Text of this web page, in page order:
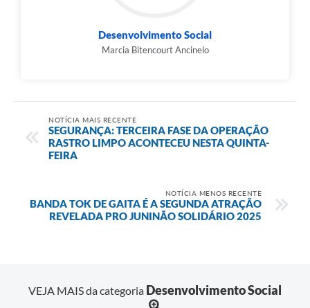
Desenvolvimento Social
Marcia Bitencourt Ancinelo
NOTÍCIA MAIS RECENTE
SEGURANÇA: TERCEIRA FASE DA OPERAÇÃO
RASTRO LIMPO ACONTECEU NESTA QUINTA-
FEIRA
NOTÍCIA MENOS RECENTE
BANDA TOK DE GAITA É A SEGUNDA ATRAÇÃO
REVELADA PRO JUNINÃO SOLIDÁRIO 2025
VEJA MAIS da categoria Desenvolvimento Social